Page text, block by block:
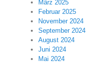
März 2025
Februar 2025
November 2024
September 2024
August 2024
Juni 2024
Mai 2024